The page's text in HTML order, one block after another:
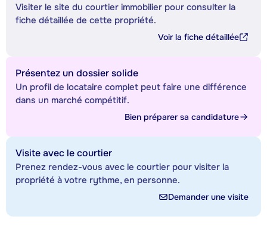
Visiter le site du courtier immobilier pour consulter la
fiche détaillée de cette propriété.
Voir la fiche détaillée
Présentez un dossier solide
Un profil de locataire complet peut faire une différence
dans un marché compétitif.
Bien préparer sa candidature
Visite avec le courtier
Prenez rendez-vous avec le courtier pour visiter la
propriété à votre rythme, en personne.
Demander une visite